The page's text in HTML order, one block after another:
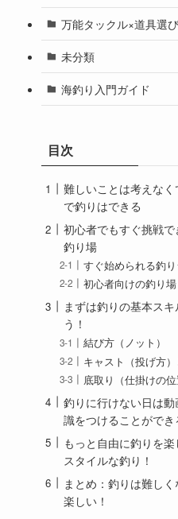
万能タックル×道具選び
未分類
海釣り入門ガイド
目次
難しいことは考えな
で釣りはできる
初心者でもすぐ挑戦
釣り場
すぐ始められる釣
初心者向けの釣り場
まずは釣りの基本ス
う！
結び方（ノット）
キャスト（投げ方
底取り（仕掛けの位
釣りに行けない日は
識をつけることができ
もっと自由に釣りを
スタイルな釣り！
まとめ：釣りは難し
楽しい！